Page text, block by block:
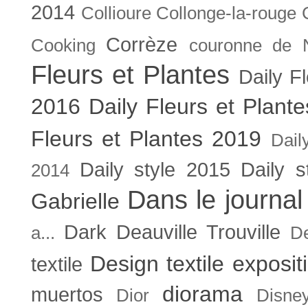
2014 Collioure Collonge-la-rouge
Cooking
Corrèze couronne de
Fleurs et Plantes Daily
2016 Daily Fleurs et
Fleurs et Plantes 2019
2014
Daily style 2015 Daily
Gabrielle Dans le journal
a... Dark Deauville Trouville
textile Design textile
muertos Dior diorama